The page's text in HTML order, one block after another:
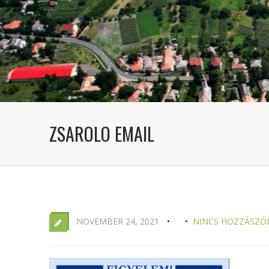
ZSAROLO EMAIL
NOVEMBER 24, 2021 NINCS